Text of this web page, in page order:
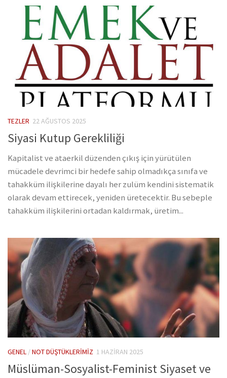
TEZLER 22 AĞUSTOS 2025
Siyasi Kutup Gerekliliği
Kapitalist ve ataerkil düzenden çıkış için yürütülen
mücadele devrimci bir hedefe sahip olmadıkça sınıfa ve
tahakküm ilişkilerine dayalı her zulüm kendini sistematik
olarak devam ettirecek, yeniden üretecektir. Bu sebeple
tahakküm ilişkilerini ortadan kaldırmak, üretim...
GENEL /NOT DÜŞTÜKLERIMIZ 1 HAZIRAN 2025
Müslüman-Sosyalist-Feminist Siyaset ve